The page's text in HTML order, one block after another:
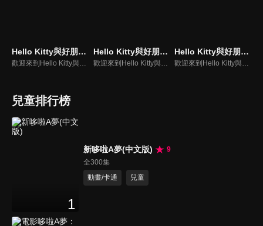
Hello Kitty與好朋友的超可愛大冒險S3(中文版)
歡迎來到Hello Kitty與好朋友的超可愛大冒險!與Hello Kitty, 大眼蛙, 酷企鵝, 美樂蒂, 布丁狗還有酷洛米, 準備和朋友們一起經歷有趣的冒險吧!
Hello Kitty與好朋友的超可愛大冒險S5(中文版)
歡迎來到Hello Kitty與好朋友的超可愛大冒險!與Hello Kitty, 大眼蛙, 酷企鵝, 美樂蒂, 布丁狗還有酷洛米, 準備和朋友們一起經歷有趣的冒險吧!
Hello Kitty與好朋友的超可愛大冒險S7(中文版)
歡迎來到Hello Kitty與好朋友的超可愛大冒險! 與Hello Kitty, 大眼蛙, 酷企鵝, 美樂蒂, 布丁狗還有酷洛米, 準備和朋友們一起經歷有趣的冒險吧!
兒童排行榜
1
新哆啦A夢(中文版)
9
全300集
動畫/卡通
兒童